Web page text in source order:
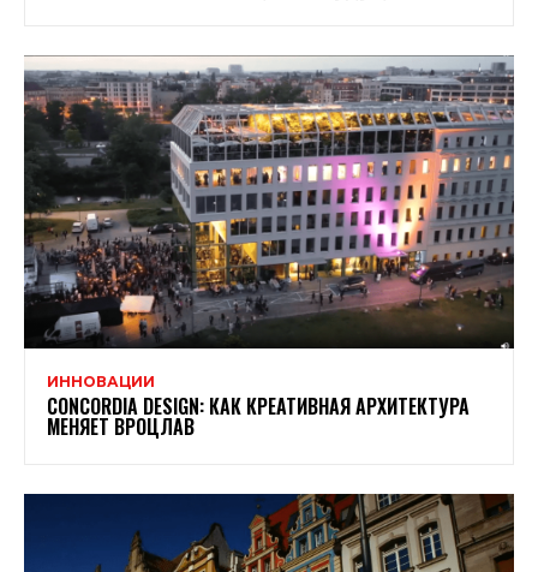
ИННОВАЦИИ
CONCORDIA DESIGN: КАК КРЕАТИВНАЯ АРХИТЕКТУРА
МЕНЯЕТ ВРОЦЛАВ